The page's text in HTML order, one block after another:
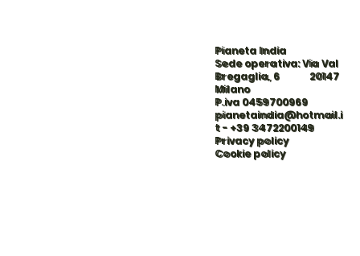
Pianeta India
Sede operativa: Via Val
Bregaglia, 6 20147
Milano
P.iva 0459700969
pianetaindia@hotmail.i
t- +39 3472200149
Privacy policy
Cookie policy